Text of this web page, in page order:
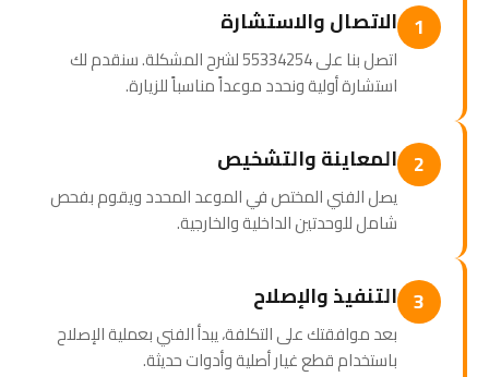
1 الاتصال والاستشارة
اتصل بنا على 55334254 لشرح المشكلة. سنقدم لك
استشارة أولية ونحدد موعداً مناسباً للزيارة.
2 المعاينة والتشخيص
يصل الفني المختص في الموعد المحدد ويقوم بفحص
شامل للوحدتين الداخلية والخارجية.
3 التنفيذ والإصلاح
بعد موافقتك على التكلفة، يبدأ الفني بعملية الإصلاح
باستخدام قطع غيار أصلية وأدوات حديثة.